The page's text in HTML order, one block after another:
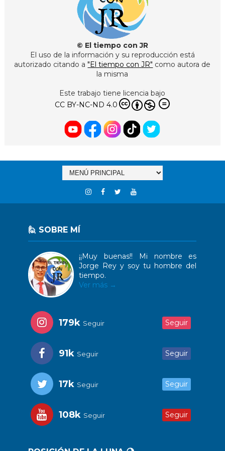
© El tiempo con JR
El uso de la información y su reproducción está
autorizado citando a "El tiempo con JR" como autora de
la misma
Este trabajo tiene licencia bajo
CC BY-NC-ND 4.0
🙋 SOBRE MÍ
¡¡Muy buenas!! Mi nombre es
Jorge Rey y soy tu hombre del
tiempo.
Ver más →
179k Seguir Seguir
91k Seguir Seguir
17k Seguir Seguir
108k Seguir Seguir